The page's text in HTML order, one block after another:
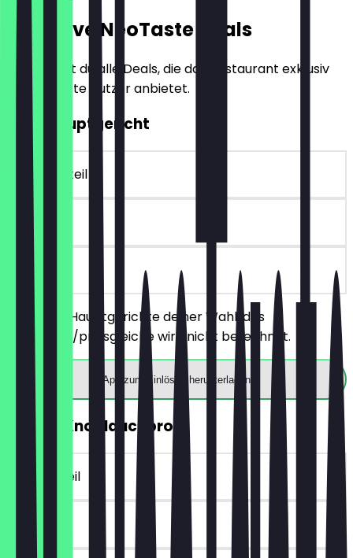
Exklusive NeoTaste Deals
Hier findest du alle Deals, die das Restaurant exklusiv
für NeoTaste Nutzer anbietet.
2für1 Hauptgericht
~€ 20 Vorteil
90 Tage
vor Ort
Bestelle 2 Hauptgerichte deiner Wahl, das
günstigere/preisgleiche wird nicht berechnet.
App zum Einlösen herunterladen
GRATIS Knoblauchbrot
~€ 5 Vorteil
90 Tage